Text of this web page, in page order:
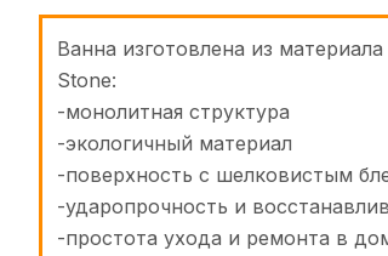
Ванна изготовлена из
Stone:
-монолитная структура
-экологичный материал
-поверхность с шелковистым
-ударопрочность и
-простота ухода и ремонта в